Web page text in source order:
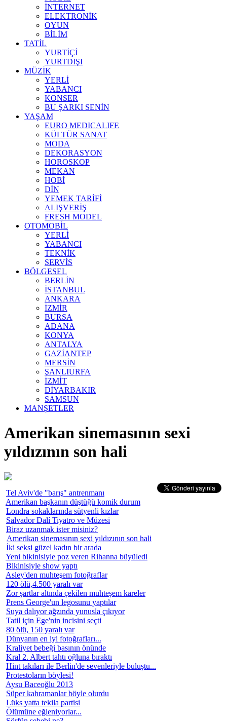
İNTERNET
ELEKTRONİK
OYUN
BİLİM
TATİL
YURTİÇİ
YURTDIŞI
MÜZİK
YERLİ
YABANCI
KONSER
BU ŞARKI SENİN
YAŞAM
EURO MEDICALIFE
KÜLTÜR SANAT
MODA
DEKORASYON
HOROSKOP
MEKAN
HOBİ
DİN
YEMEK TARİFİ
ALIŞVERİŞ
FRESH MODEL
OTOMOBİL
YERLİ
YABANCI
TEKNİK
SERVİS
BÖLGESEL
BERLİN
İSTANBUL
ANKARA
İZMİR
BURSA
ADANA
KONYA
ANTALYA
GAZİANTEP
MERSİN
ŞANLIURFA
İZMİT
DİYARBAKIR
SAMSUN
MANŞETLER
Amerikan sinemasının sexi
yıldızının son hali
Tel Aviv'de "barış" antrenmanı
Amerikan başkanın düştüğü komik durum
Londra sokaklarında sütyenli kızlar
Salvador Dalí Tiyatro ve Müzesi
Biraz uzanmak ister misiniz?
Amerikan sinemasının sexi yıldızının son hali
İki seksi güzel kadın bir arada
Yeni bikinisiyle poz veren Rihanna büyüledi
Bikinisiyle show yaptı
Asley'den muhteşem fotoğraflar
120 ölü,4.500 yaralı var
Zor şartlar altında çekilen muhteşem kareler
Prens George'un legosunu yaptılar
Suya dalıyor ağzında yunusla çıkıyor
Tatil için Ege'nin incisini seçti
80 ölü, 150 yaralı var
Dünyanın en iyi fotoğrafları...
Kraliyet bebeği basının önünde
Kral 2. Albert tahtı oğluna bıraktı
Hint takıları ile Berlin'de sevenleriyle buluştu...
Protestoların böylesi!
Aysu Baceoğlu 2013
Süper kahramanlar böyle olurdu
Lüks yatta tekila partisi
Ölümüne eğleniyorlar...